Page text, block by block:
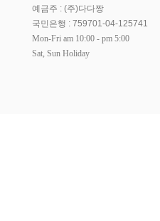
예금주 : (주)다다짱
국민은행 : 759701-04-125741
Mon-Fri am 10:00 - pm 5:00
Sat, Sun Holiday